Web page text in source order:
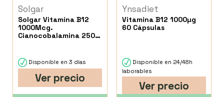
Solgar
Solgar Vitamina B12
1000Mcg.
Cianocobalamina 250
Disponible en 3 días
Ver precio
Ynsadiet
Vitamina B12 1000µg
60 Cápsulas
Disponible en 24/48h
laborables
Ver precio